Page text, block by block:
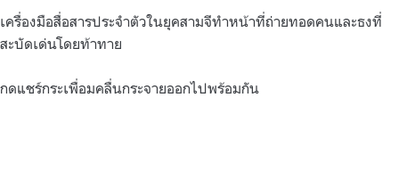
เครื่องมือสื่อสารประจำตัวในยุคสามจีทำหน้าที่ถ่ายทอดคนและธงที่
สะบัดเด่นโดยท้าทาย
กดแชร์กระเพื่อมคลื่นกระจายออกไปพร้อมกัน